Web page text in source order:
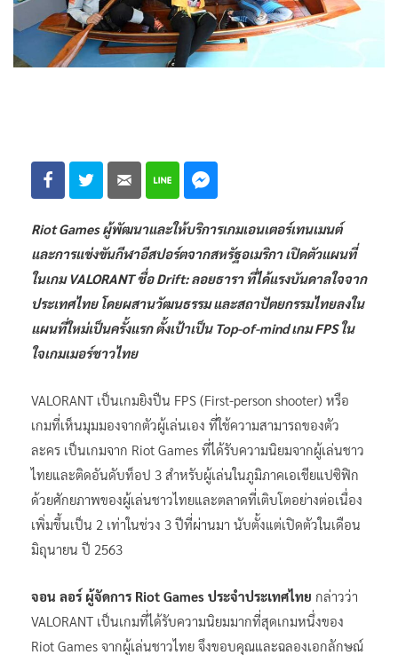
Riot Games ผู้พัฒนาและให้บริการเกมเอนเตอร์เทนเมนต์
และการแข่งขันกีฬาอีสปอร์ตจากสหรัฐอเมริกา เปิดตัวแผนที่
ในเกม VALORANT ชื่อ Drift: ลอยธารา ที่ได้แรงบันดาลใจจาก
ประเทศไทย โดยผสานวัฒนธรรม และสถาปัตยกรรมไทยลงใน
แผนที่ใหม่เป็นครั้งแรก ตั้งเป้าเป็น Top-of-mind เกม FPS ใน
ใจเกมเมอร์ชาวไทย
VALORANT เป็นเกมยิงปืน FPS (First-person shooter) หรือ
เกมที่เห็นมุมมองจากตัวผู้เล่นเอง ที่ใช้ความสามารถของตัว
ละคร เป็นเกมจาก Riot Games ที่ได้รับความนิยมจากผู้เล่นชาว
ไทยและติดอันดับท็อป 3 สำหรับผู้เล่นในภูมิภาคเอเชียแปซิฟิก
ด้วยศักยภาพของผู้เล่นชาวไทยและตลาดที่เติบโตอย่างต่อเนื่อง
เพิ่มขึ้นเป็น 2 เท่าในช่วง 3 ปีที่ผ่านมา นับตั้งแต่เปิดตัวในเดือน
มิถุนายน ปี 2563
จอน ลอร์ ผู้จัดการ Riot Games ประจำประเทศไทย กล่าวว่า
VALORANT เป็นเกมที่ได้รับความนิยมมากที่สุดเกมหนึ่งของ
Riot Games จากผู้เล่นชาวไทย จึงขอบคุณและฉลองเอกลักษณ์